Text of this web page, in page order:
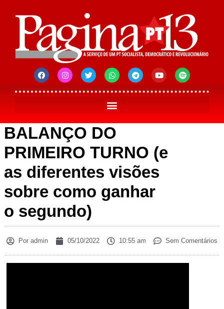
BALANÇO DO
PRIMEIRO TURNO (e
as diferentes visões
sobre como ganhar
o segundo)
Por admin 05/10/2022 10:55 am Sem Comentários